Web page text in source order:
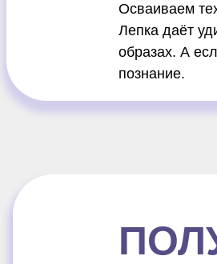
Осваиваем
Лепка даёт
образах. А
познание.